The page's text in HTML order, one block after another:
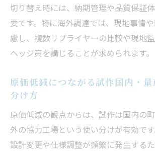
イス
持続的な原価低減を支える調達活
原価低減を継続する調達活動
サプライヤー関係強化が生む
原価低減につながる共同購買
活用
原価低減活動を支えるPDCA
性
切り替え時には、納期管理や品質保証
要です。特に海外調達では、現地事情
慮し、複数サプライヤーの比較や現地
ヘッジ策を講じることが求められます。
原価低減につながる試作国内・
分け方
原価低減の観点からは、試作は国内の
外の協力工場という使い分けが有効で
設計変更や仕様調整が頻繁に発生する